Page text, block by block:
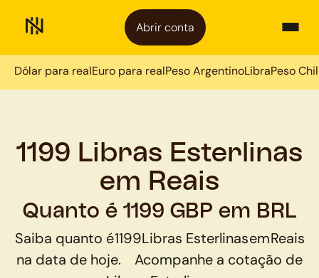
Abrir conta
Dólar para realEuro para realPeso ArgentinoLibraPeso
1199 Libras Esterlinas
em Reais
Quanto é 1199 GBP em BRL
Saiba quanto é1199Libras EsterlinasemReais
na data de hoje.
Acompanhe a cotação de